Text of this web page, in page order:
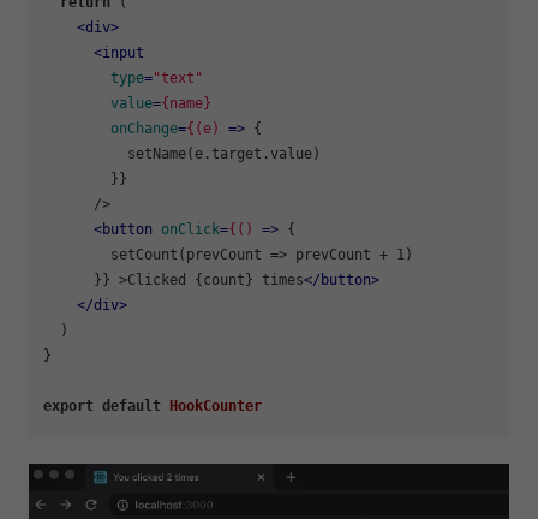
<div>
<input
type="text"
value={name}
onChange={(e) => {
          setName(e.target.value)
        }}
      />
<button onClick={() => {
        setCount(prevCount => prevCount + 1)
      }} >Clicked {count} times
</ button>
</div>
  )
}
export default HookCounter